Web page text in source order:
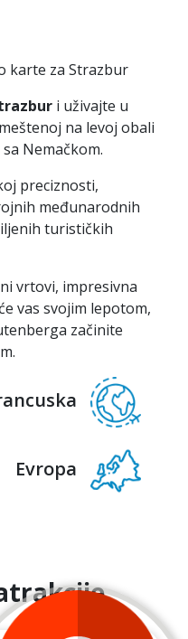
karte za Strazbur
i uživajte u
na levoj obali
Nemačkom.
preciznosti,
međunarodnih
turističkih
vrtovi, impresivna
vas svojim lepotom,
začinite
Evropa